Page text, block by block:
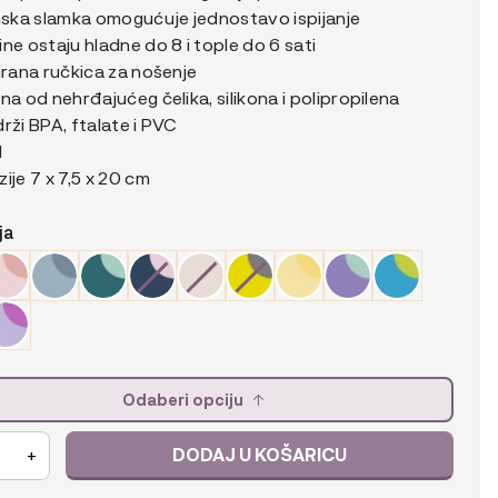
DO
27,99 €
slamka omogućuje jednostavo ispijanje
ostaju hladne do 8 i tople do 6 sati
ručkica za nošenje
od nehrđajućeg čelika, silikona i polipropilena
BPA, ftalate i PVC
7 x 7,5 x 20 cm
Odaberi opciju
+ DODAJ U KOŠARICU